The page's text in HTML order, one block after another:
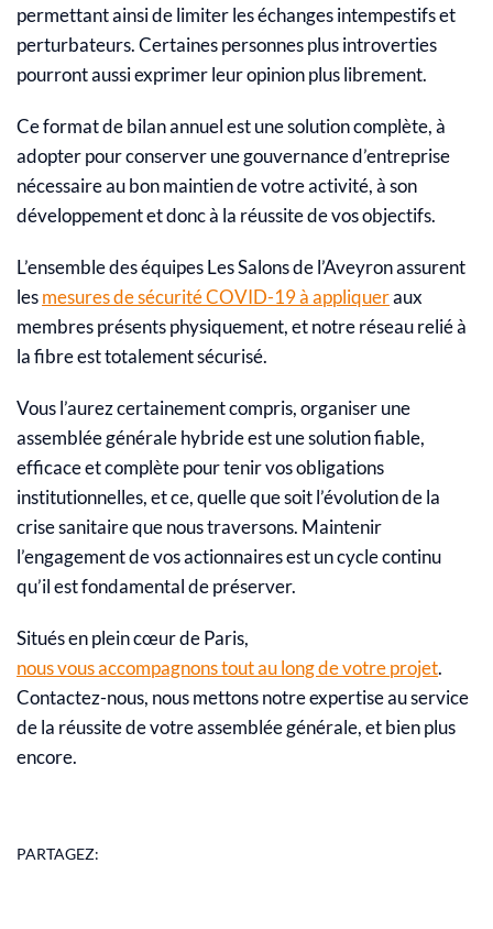
permettant ainsi de limiter les échanges intempestifs et
perturbateurs. Certaines personnes plus introverties
pourront aussi exprimer leur opinion plus librement.
Ce format de bilan annuel est une solution complète, à
adopter pour conserver une gouvernance d’entreprise
nécessaire au bon maintien de votre activité, à son
développement et donc à la réussite de vos objectifs.
L’ensemble des équipes Les Salons de l’Aveyron assurent
lesmesures de sécurité COVID-19 à appliqueraux
membres présents physiquement, et notre réseau relié à
la fibre est totalement sécurisé.
Vous l’aurez certainement compris, organiser une
assemblée générale hybride est une solution fiable,
efficace et complète pour tenir vos obligations
institutionnelles, et ce, quelle que soit l’évolution de la
crise sanitaire que nous traversons. Maintenir
l’engagement de vos actionnaires est un cycle continu
qu’il est fondamental de préserver.
Situés en plein cœur de Paris,
nous vous accompagnons tout au long de votre projet.
Contactez-nous, nous mettons notre expertise au service
de la réussite de votre assemblée générale, et bien plus
encore.
PARTAGEZ: